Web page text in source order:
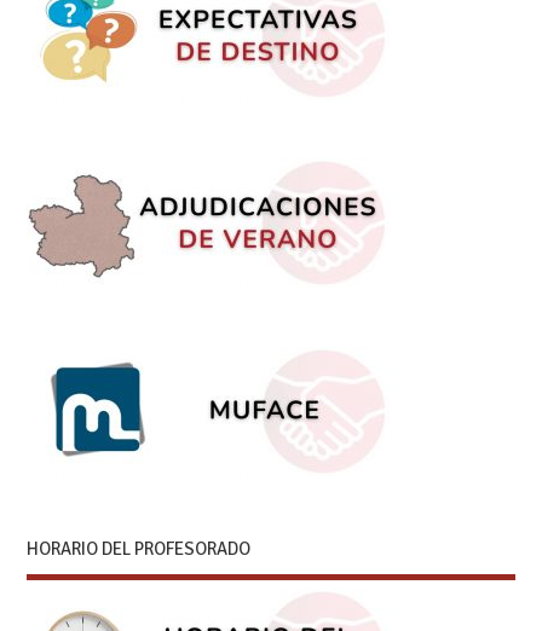
HORARIO DEL PROFESORADO